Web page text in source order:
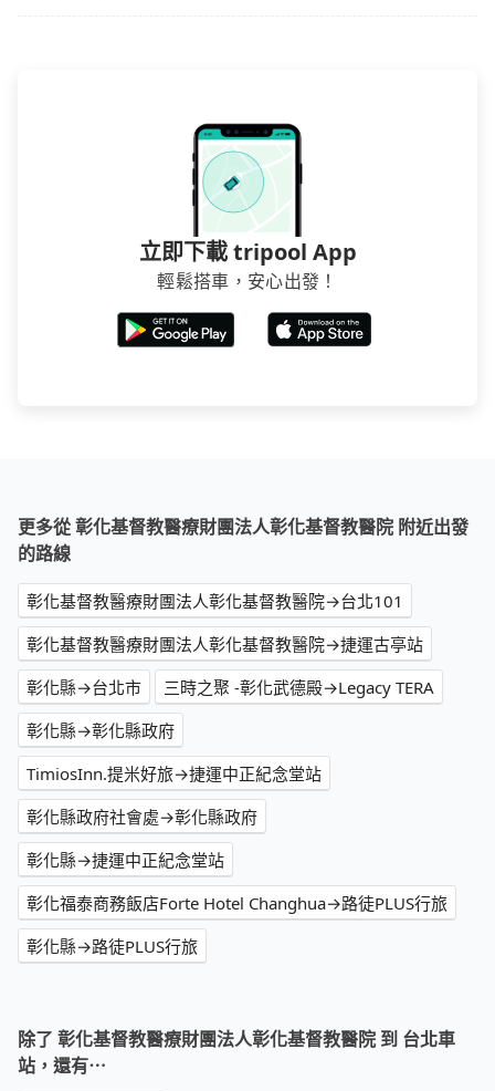
立即下載 tripool App
輕鬆搭車，安心出發！
更多從 彰化基督教醫療財團法人彰化基督教醫院 附近出發
的路線
彰化基督教醫療財團法人彰化基督教醫院→台北101
彰化基督教醫療財團法人彰化基督教醫院→捷運古亭站
彰化縣→台北市
三時之聚 -彰化武德殿→Legacy TERA
彰化縣→彰化縣政府
TimiosInn.提米好旅→捷運中正紀念堂站
彰化縣政府社會處→彰化縣政府
彰化縣→捷運中正紀念堂站
彰化福泰商務飯店Forte Hotel Changhua→路徒PLUS行旅
彰化縣→路徒PLUS行旅
除了 彰化基督教醫療財團法人彰化基督教醫院 到 台北車
站，還有⋯